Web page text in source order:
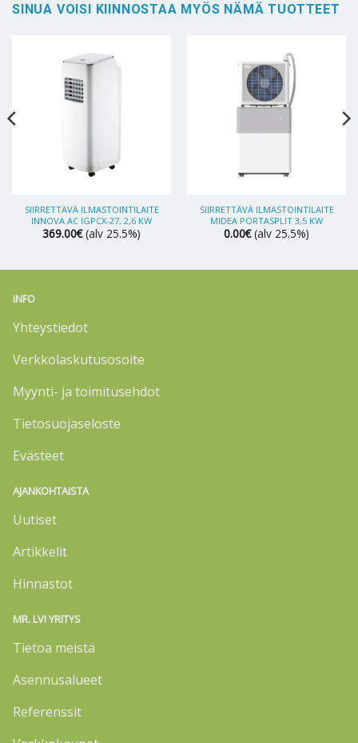
SINUA VOISI KIINNOSTAA MYÖS NÄMÄ TUOTTEET
SIIRRETTÄVÄ ILMASTOINTILAITE
INNOVA AC IGPCX-27, 2,6 KW
369.00€ (alv 25.5%)
SIIRRETTÄVÄ ILMASTOINTILAITE
MIDEA PORTASPLIT 3,5 KW
0.00€ (alv 25.5%)
INFO
Yhteystiedot
Verkkolaskutusosoite
Myynti- ja toimitusehdot
Tietosuojaseloste
Evästeet
AJANKOHTAISTA
Uutiset
Artikkelit
Hinnastot
MR. LVI YRITYS
Tietoa meistä
Asennusalueet
Referenssit